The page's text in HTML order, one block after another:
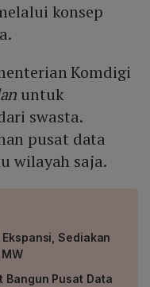
pusat data
konsep
Komdigi
untuk
swasta.
pusat data
wilayah saja.
Sediakan
Bangun Pusat Data